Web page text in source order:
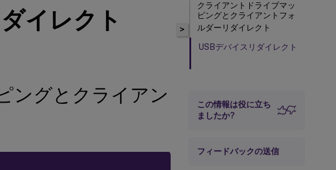
イレクト
ングとクライアン
>
クライアントドライブマッ
ピングとクライアントフォ
ルダーリダイレクト
USBデバイスリダイレクト
この情報は役に立ち
ましたか?
フィードバックの送信